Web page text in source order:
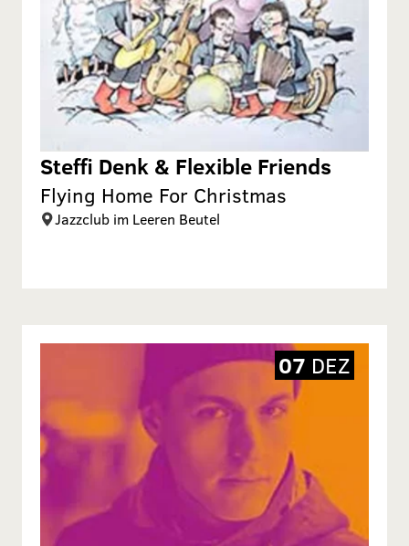
Steffi Denk & Flexible Friends
Flying Home For Christmas
Jazzclub im Leeren Beutel
07 DEZ